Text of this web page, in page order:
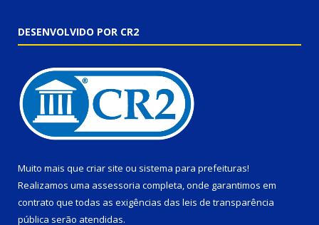
DESENVOLVIDO POR CR2
Muito mais que criar site ou sistema para prefeituras!
Realizamos uma assessoria completa, onde garantimos em
contrato que todas as exigências das leis de transparência
pública serão atendidas.